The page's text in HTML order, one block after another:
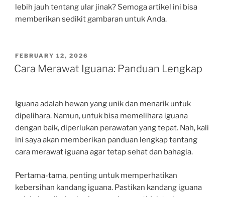
lebih jauh tentang ular jinak? Semoga artikel ini bisa
memberikan sedikit gambaran untuk Anda.
POSTED
ON
FEBRUARY 12, 2026
Cara Merawat Iguana: Panduan Lengkap
Iguana adalah hewan yang unik dan menarik untuk
dipelihara. Namun, untuk bisa memelihara iguana
dengan baik, diperlukan perawatan yang tepat. Nah, kali
ini saya akan memberikan panduan lengkap tentang
cara merawat iguana agar tetap sehat dan bahagia.
Pertama-tama, penting untuk memperhatikan
kebersihan kandang iguana. Pastikan kandang iguana